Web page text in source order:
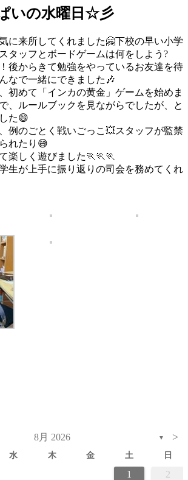
いの水曜日☆彡
に来所してくれました🤗下校の早い小学
タッフとボードゲームは何をしよう?
後からきて勉強をやっているお友達を待
なで一緒にできました🎶
初めて「インカの黄金」ゲームを始めま
、ルールブックを見ながらでしたが、と
た😄
例のごとく戦いごっこ💥スタッフが監禁
れたり😅
楽しく遊びました🏃🏃🏃
生が上手に振り返りの司会を務めてくれ
8月 2026 ▼ >
水 木 金 土 日
1 2